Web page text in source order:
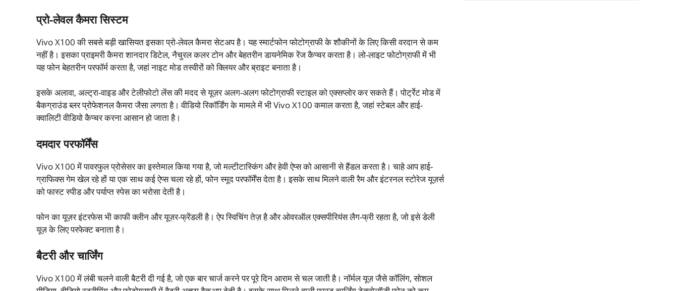
प्रो-लेवल कैमरा सिस्टम
Vivo X100 की सबसे बड़ी खासियत इसका प्रो-लेवल कैमरा सेटअप है। यह स्मार्टफोन फोटोग्राफी के शौकीनों के लिए किसी वरदान से कम
नहीं है। इसका प्राइमरी कैमरा शानदार डिटेल, नैचुरल कलर टोन और बेहतरीन डायनेमिक रेंज कैप्चर करता है। लो-लाइट फोटोग्राफी में भी
यह फोन बेहतरीन परफॉर्म करता है, जहां नाइट मोड तस्वीरों को क्लियर और ब्राइट बनाता है।
इसके अलावा, अल्ट्रा-वाइड और टेलीफोटो लेंस की मदद से यूज़र अलग-अलग फोटोग्राफी स्टाइल को एक्सप्लोर कर सकते हैं। पोर्ट्रेट मोड में
बैकग्राउंड ब्लर प्रोफेशनल कैमरा जैसा लगता है। वीडियो रिकॉर्डिंग के मामले में भी Vivo X100 कमाल करता है, जहां स्टेबल और हाई-
क्वालिटी वीडियो कैप्चर करना आसान हो जाता है।
दमदार परफॉर्मेंस
Vivo X100 में पावरफुल प्रोसेसर का इस्तेमाल किया गया है, जो मल्टीटास्किंग और हेवी ऐप्स को आसानी से हैंडल करता है। चाहे आप हाई-
ग्राफिक्स गेम खेल रहे हों या एक साथ कई ऐप्स चला रहे हों, फोन स्मूद परफॉर्मेंस देता है। इसके साथ मिलने वाली रैम और इंटरनल स्टोरेज यूज़र्स
को फास्ट स्पीड और पर्याप्त स्पेस का भरोसा देती है।
फोन का यूज़र इंटरफेस भी काफी क्लीन और यूज़र-फ्रेंडली है। ऐप स्विचिंग तेज़ है और ओवरऑल एक्सपीरियंस लैग-फ्री रहता है, जो इसे डेली
यूज़ के लिए परफेक्ट बनाता है।
बैटरी और चार्जिंग
Vivo X100 में लंबी चलने वाली बैटरी दी गई है, जो एक बार चार्ज करने पर पूरे दिन आराम से चल जाती है। नॉर्मल यूज़ जैसे कॉलिंग, सोशल